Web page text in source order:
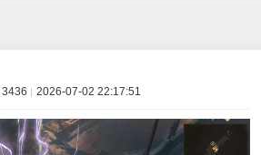
3436 2026-07-02 22:17:51